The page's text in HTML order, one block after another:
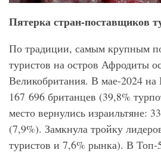
Пятерка стран-поставщиков
По традиции, самым крупным
туристов на остров Афродиты
Великобритания. В мае-2024 на
167 696 британцев (39,8%
место вернулись израильтяне:
(7,9%). Замкнула тройку
туристов и 7,6% рынка). В Топ-